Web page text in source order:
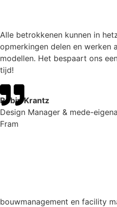
Alle betrokkenen kunnen in
opmerkingen delen en werken
modellen. Het bespaart ons
tijd!
Robin Krantz
Design Manager & mede-
Fram
bouwmanagement en facility